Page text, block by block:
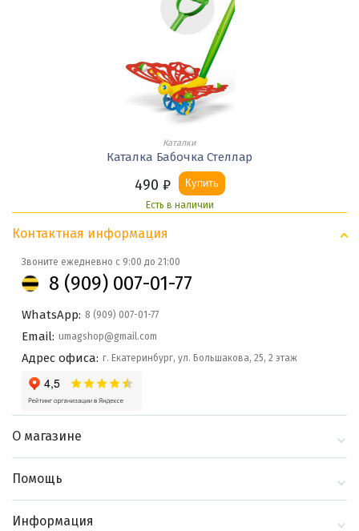
Каталки
Каталка Бабочка Стеллар
490 ₽ Купить
Есть в наличии
Контактная информация
Звоните ежедневно с 9:00 до 21:00
8 (909) 007-01-77
WhatsApp: 8 (909) 007-01-77
Email: umagshop@gmail.com
Адрес офиса: г. Екатеринбург, ул. Большакова, 25, 2 этаж
О магазине
Блог
Помощь
Информация